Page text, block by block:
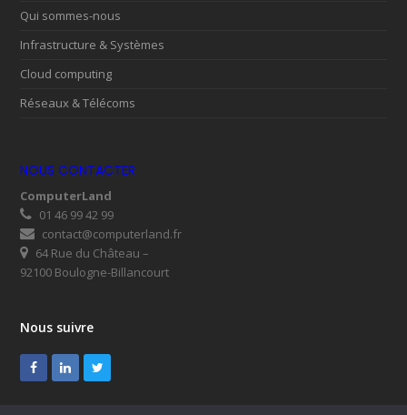
Qui sommes-nous
Infrastructure & Systèmes
Cloud computing
Réseaux & Télécoms
NOUS CONTACTER
ComputerLand
01 46 99 42 99
contact@computerland.fr
64 Rue du Château –
92100 Boulogne-Billancourt
Nous suivre
Facebook
LinkedInTwitter